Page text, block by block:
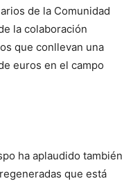
de la Comunidad
la colaboración
que conllevan una
euros en el campo
ha aplaudido también
que está